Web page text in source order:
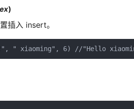
)
插入 insert。
" xiaoming", 6) //"Hello